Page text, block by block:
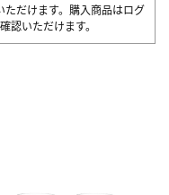
だけます。購入商品はログ
認いただけます。